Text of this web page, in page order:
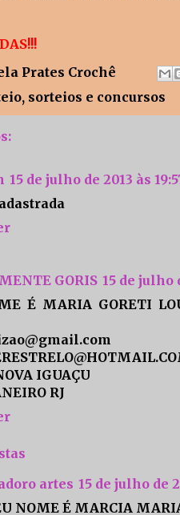
Prates Crochê
, sorteios e concursos
15 de julho de 2013 às
GORIS 15 de julho
É MARIA GORETI
IGUAÇU
RJ
artes 15 de julho de
NOME É MARCIA